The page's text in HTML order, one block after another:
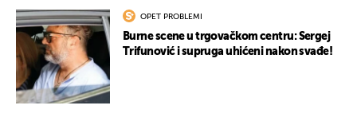
OPET PROBLEMI
Burne scene u trgovačkom centru: Sergej
Trifunović i supruga uhićeni nakon svađe!